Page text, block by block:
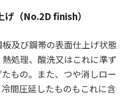
（No.2D finish）
及び鋼帯の表面仕上げ状態
処理、酸洗又はこれに準ず
もの。また、つや消しロー
間圧延したものもこれに含